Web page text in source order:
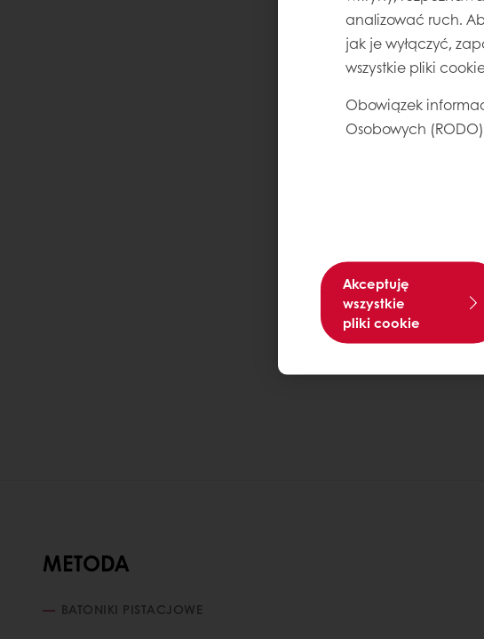
METODA
BATONIKI PISTACJOWE
analizować ruch.
jak je wyłączyć,
wszystkie pliki
Obowiązek
Osobowych (RODO)
Akceptuję
wszystkie
pliki cookie